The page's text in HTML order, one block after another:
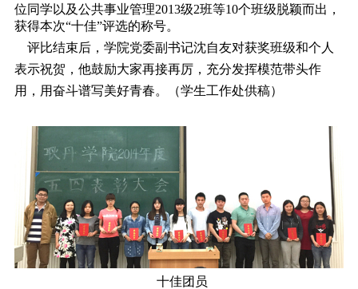
位同学以及公共事业管理2013级2班等10个班级脱颖而出，
获得本次“十佳”评选的称号。
评比结束后，学院党委副书记沈自友对获奖班级和个人
表示祝贺，他鼓励大家再接再厉，充分发挥模范带头作
用，用奋斗谱写美好青春。（学生工作处供稿）
十佳团员